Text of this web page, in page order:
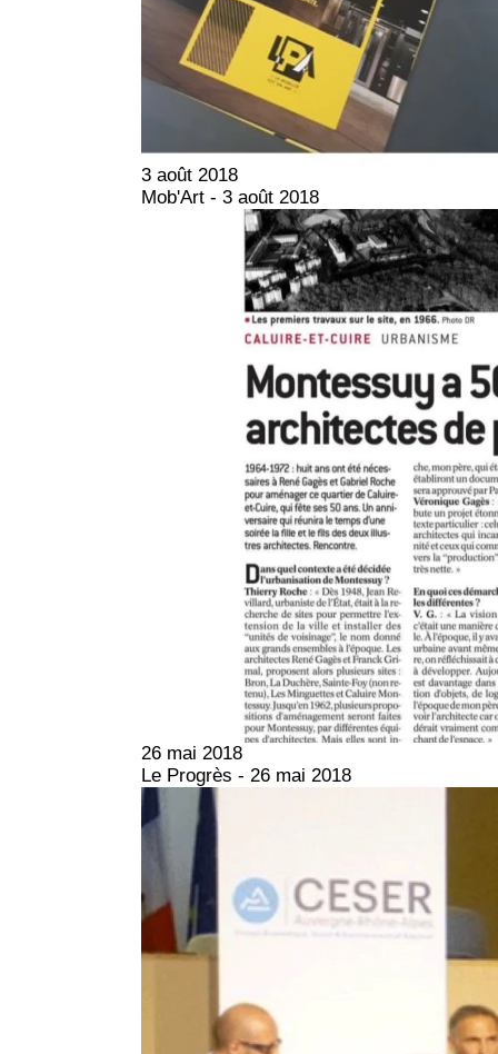
3 août 2018
Mob'Art - 3 août 2018
26 mai 2018
Le Progrès - 26 mai 2018